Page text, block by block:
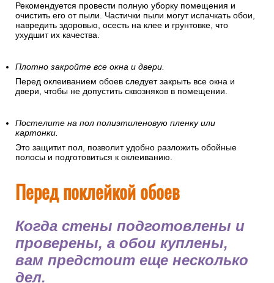
Рекомендуется провести полную уборку помещения и
очистить его от пыли. Частички пыли могут испачкать обои,
навредить здоровью, осесть на клее и грунтовке, что
ухудшит их качества.
Плотно закройте все окна и двери.
Перед оклеиванием обоев следует закрыть все окна и
двери, чтобы не допустить сквозняков в помещении.
Постелите на пол полиэтиленовую пленку или
картонки.
Это защитит пол, позволит удобно разложить обойные
полосы и подготовиться к оклеиванию.
Перед поклейкой обоев
Когда стены подготовлены и
проверены, а обои куплены,
вам предстоит еще несколько
дел.